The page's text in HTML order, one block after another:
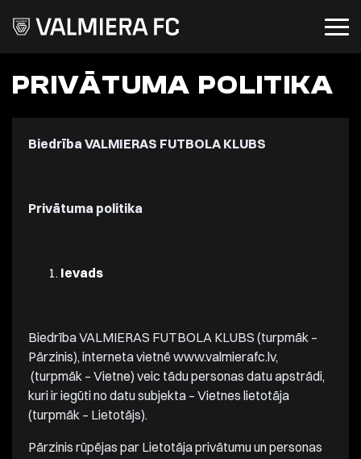
PRIVĀTUMA POLITIKA
Biedrība VALMIERAS FUTBOLA KLUBS
Privātuma politika
Ievads
Biedrība VALMIERAS FUTBOLA KLUBS (turpmāk –
Pārzinis), interneta vietnē www.valmierafc.lv,
(turpmāk – Vietne) veic tādu personas datu apstrādi,
kuri ir iegūti no datu subjekta – Vietnes lietotāja
(turpmāk – Lietotājs).
Pārzinis rūpējas par Lietotāja privātumu un personas